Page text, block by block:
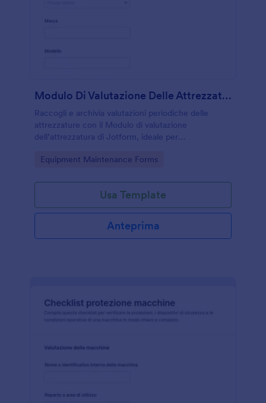
Modulo Di Valutazione Delle Attrezzature
Raccogli e archivia valutazioni periodiche delle
attrezzature con il Modulo di valutazione
dell’attrezzatura di Jotform, ideale per
aziende, scuole e strutture multisede.
Go to Category:
Equipment Maintenance Forms
Usa Template
Anteprima